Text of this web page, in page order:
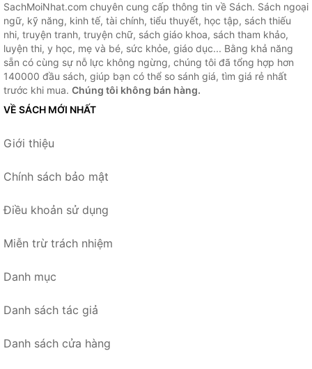
SachMoiNhat.com chuyên cung cấp thông tin về Sách. Sách ngoại
ngữ, kỹ năng, kinh tế, tài chính, tiểu thuyết, học tập, sách thiếu
nhi, truyện tranh, truyện chữ, sách giáo khoa, sách tham khảo,
luyện thi, y học, mẹ và bé, sức khỏe, giáo dục... Bằng khả năng
sẵn có cùng sự nỗ lực không ngừng, chúng tôi đã tổng hợp hơn
140000 đầu sách, giúp bạn có thể so sánh giá, tìm giá rẻ nhất
trước khi mua. Chúng tôi không bán hàng.
VỀ SÁCH MỚI NHẤT
Giới thiệu
Chính sách bảo mật
Điều khoản sử dụng
Miễn trừ trách nhiệm
Danh mục
Danh sách tác giả
Danh sách cửa hàng